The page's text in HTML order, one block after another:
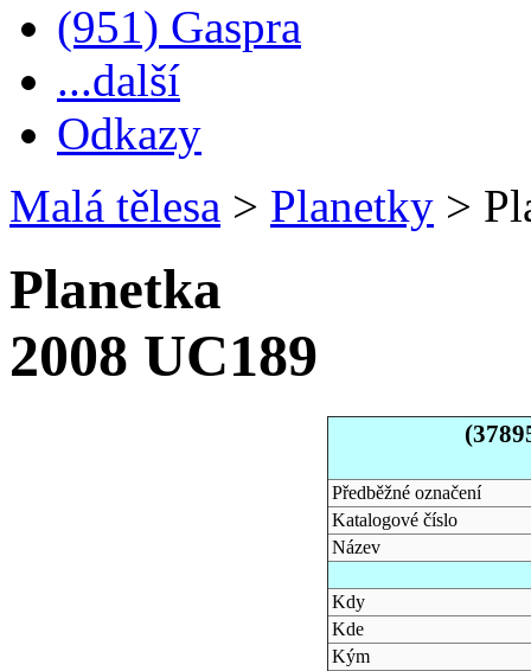
(951) Gaspra
...další
Odkazy
Malá tělesa > Planetky >
Planetka
2008 UC189
Předběžné označení
Katalogové číslo
Název
Kdy
Kde
Kým